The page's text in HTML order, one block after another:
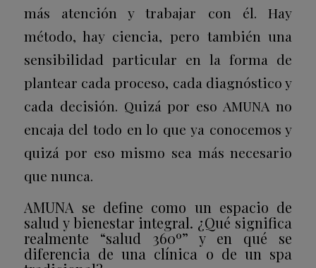
más atención y trabajar con él. Hay
método, hay ciencia, pero también una
sensibilidad particular en la forma de
plantear cada proceso, cada diagnóstico y
cada decisión. Quizá por eso AMUNA no
encaja del todo en lo que ya conocemos y
quizá por eso mismo sea más necesario
que nunca.
AMUNA se define como un espacio de
salud y bienestar integral. ¿Qué significa
realmente “salud 360º” y en qué se
diferencia de una clínica o de un spa